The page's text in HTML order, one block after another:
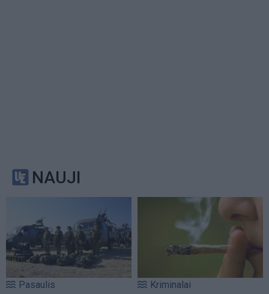
NAUJI
Pasaulis Kriminalai